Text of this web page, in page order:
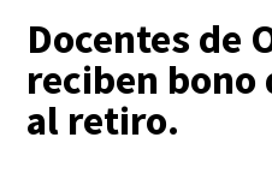
Docentes de
reciben
al retiro.